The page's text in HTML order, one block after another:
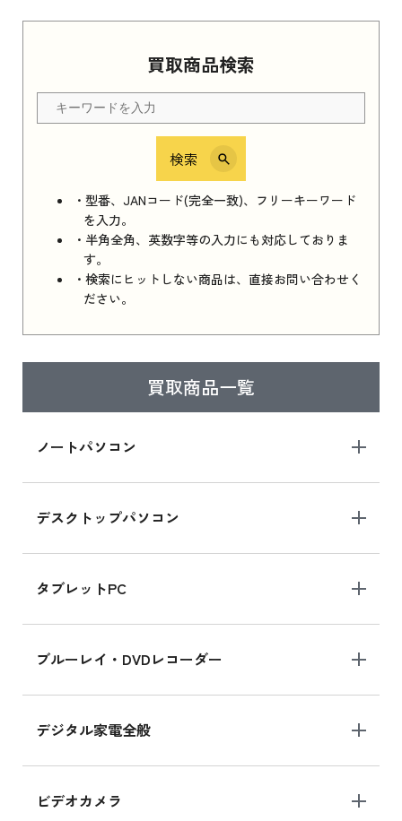
買取商品検索
検索
・型番、JANコード(完全一致)、フリーキーワード
を入力。
・半角全角、英数字等の入力にも対応しておりま
す。
・検索にヒットしない商品は、直接お問い合わせく
ださい。
買取商品一覧
ノートパソコン
デスクトップパソコン
タブレットPC
ブルーレイ・DVDレコーダー
デジタル家電全般
ビデオカメラ
Apple Watch Series 11 2025 新品買取価格はこ
ちら
iPhone 16e シリーズ 2025
iPhone 16e シリーズ 2025 新品買取価格はこち
ら
iPad 11インチ 2025年春モデル
はこちら
ら
iPad mini シリーズ 2024
iPad mini 8.3インチ の新品買取価格
iPhone 16 シリーズ
iPhone 16 の新品買取価格
iPad Air 11インチ シリーズ
iPad Air 11インチ の新品買取価格